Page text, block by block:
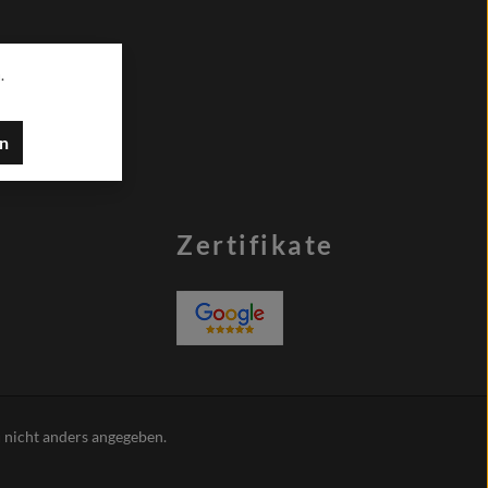
Zertifikate
anders angegeben.